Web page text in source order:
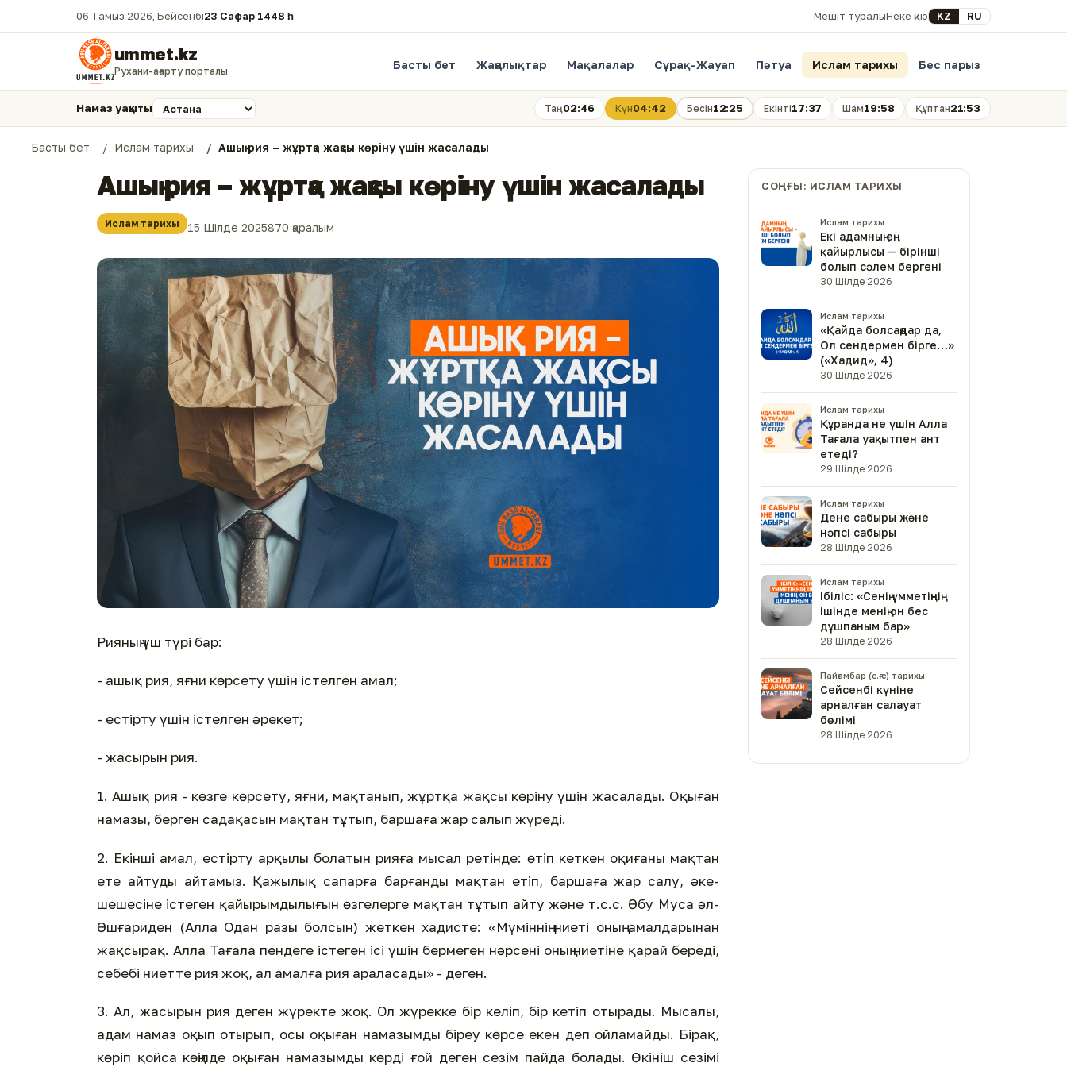
06 Тамыз 2026, Бейсенбі23 Сафар 1448 һ. Мешіт туралыНеке қиюSelect your language
KZ RU
ummet.kz
Рухани-ағарту порталы Басты бет Жаңалықтар Мақалалар Сұрақ-Жауап Пәтуа Ислам тарихы Бес парыз
Намаз уақыты Таң02:46 Күн04:42 Бесін12:25 Екінті17:37 Шам19:58 Құптан21:53
Басты бет Ислам тарихы Ашық рия – жұртқа жақсы көріну үшін жасалады
Ашық рия – жұртқа жақсы көріну үшін жасалады
Ислам тарихы 15 Шілде 2025870 қаралым
Рияның үш түрі бар:
- ашық рия, яғни көрсету үшін істелген амал;
- естірту үшін істелген әрекет;
- жасырын рия.
1. Ашық рия - көзге көрсету, яғни, мақтанып, жұртқа жақсы көріну үшін жасалады. Оқыған
намазы, берген садақасын мақтан тұтып, баршаға жар салып жүреді.
2. Екінші амал, естірту арқылы болатын рияға мысал ретінде: өтіп кеткен оқиғаны мақтан
ете айтуды айтамыз. Қажылық сапарға барғанды мақтан етіп, баршаға жар салу, әке-
шешесіне істеген қайырымдылығын өзгелерге мақтан тұтып айту және т.с.с. Әбу Муса әл-
Әшғариден (Алла Одан разы болсын) жеткен хадисте: «Мүміннің ниеті оның амалдарынан
жақсырақ. Алла Тағала пендеге істеген ісі үшін бермеген нәрсені оның ниетіне қарай береді,
себебі ниетте рия жоқ, ал амалға рия араласады» - деген.
3. Ал, жасырын рия деген жүректе жоқ. Ол жүрекке бір келіп, бір кетіп отырады. Мысалы,
адам намаз оқып отырып, осы оқыған намазымды біреу көрсе екен деп ойламайды. Бірақ,
көріп қойса көңілде оқыған намазымды көрді ғой деген сезім пайда болады. Өкініш сезімі
СОҢҒЫ: ИСЛАМ ТАРИХЫ
Ислам тарихы
Екі адамның ең
қайырлысы — бірінші
болып сәлем бергені
30 Шілде 2026
Ислам тарихы
«Қайда болсаңдар да,
Ол сендермен бірге…»
(«Хадид», 4)
30 Шілде 2026
Ислам тарихы
Құранда не үшін Алла
Тағала уақытпен ант
етеді?
29 Шілде 2026
Ислам тарихы
Дене сабыры және
нәпсі сабыры
28 Шілде 2026
Ислам тарихы
Ібіліс: «Сенің үмметіңнің
ішінде менің он бес
дұшпаным бар»
28 Шілде 2026
Пайғамбар (с.ғ.с) тарихы
Сейсенбі күніне
арналған салауат
бөлімі
28 Шілде 2026